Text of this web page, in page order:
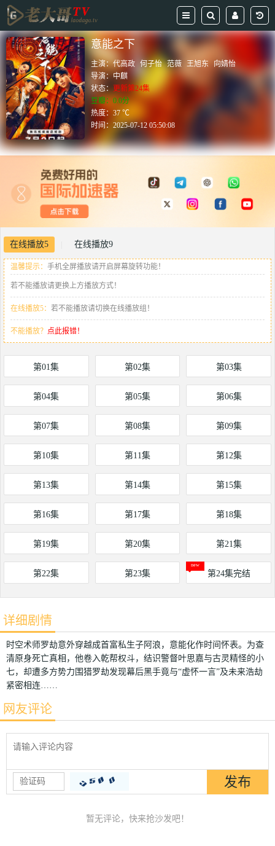
意能之下
主演：代高政 何子怡 范薇 王旭东
向婧怡
导演：中麒
状态：更新第24集
豆瓣：0.0分
热度：37 ℃
时间：2025-07-12 05:50:08
在线播放5 在线播放9
温馨提示： 手机全屏播放请开启屏幕旋转功能！
若不能播放请更换上方播放方式！
在线播放5： 若不能播放请切换在线播放组！
不能播放？ 点此报错！
第01集 第02集 第03集
第04集 第05集 第06集
第07集 第08集 第09集
第10集 第11集 第12集
第13集 第14集 第15集
第16集 第17集 第18集
第19集 第20集 第21集
第22集 第23集 第24集完结
详细剧情
时空术师罗劫意外穿越成首富私生子阿浪，意能化作时间怀表。为查
清原身死亡真相，他卷入乾帮权斗，结识警督叶思嘉与古灵精怪的小
七，却遭多方势力围猎罗劫发现幕后黑手竟与“虚怀一言”及未来浩劫
紧密相连……
网友评论
暂无评论，快来抢沙发吧！